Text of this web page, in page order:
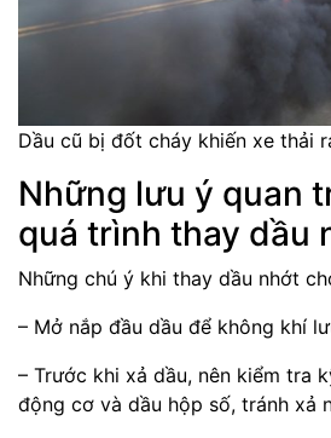
Dầu cũ bị đốt cháy khiến xe thải
Những lưu ý quan
quá trình thay dầu
Những chú ý khi thay dầu nhớt
– Mở nắp đầu dầu để không khí
– Trước khi xả dầu, nên kiểm tra
động cơ và dầu hộp số, tránh xả